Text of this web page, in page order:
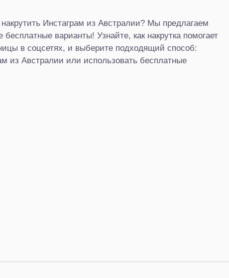
Инстаграм из Австралии? Мы предлагаем
варианты! Узнайте, как накрутка помогает
в соцсетях, и выберите подходящий способ:
из Австралии или использовать бесплатные